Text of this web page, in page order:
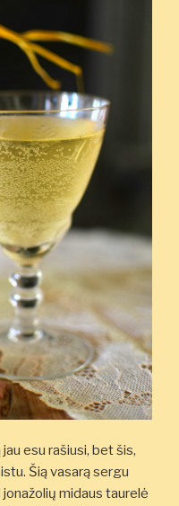
esu rašiusi, bet šis,
Šią vasarą sergu
midaus taurelė